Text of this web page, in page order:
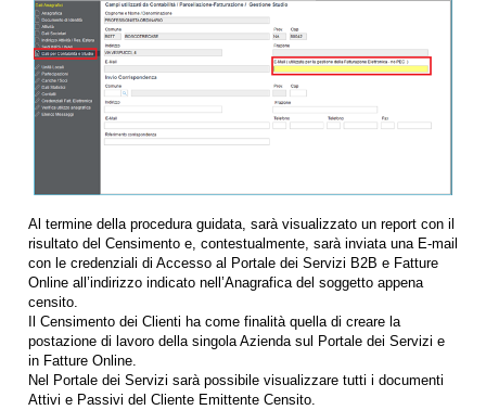
Al termine della procedura guidata, sarà visualizzato un report con il
risultato del Censimento e, contestualmente, sarà inviata una E-mail
con le credenziali di Accesso al Portale dei Servizi B2B e Fatture
Online all’indirizzo indicato nell’Anagrafica del soggetto appena
censito.
Il Censimento dei Clienti ha come finalità quella di creare la
postazione di lavoro della singola Azienda sul Portale dei Servizi e
in Fatture Online.
Nel Portale dei Servizi sarà possibile visualizzare tutti i documenti
Attivi e Passivi del Cliente Emittente Censito.